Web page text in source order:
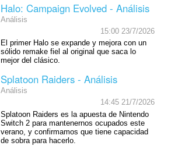
Halo: Campaign Evolved - Análisis
Análisis
15:00 23/7/2026
El primer Halo se expande y mejora con un
sólido remake fiel al original que saca lo
mejor del clásico.
Splatoon Raiders - Análisis
Análisis
14:45 21/7/2026
Splatoon Raiders es la apuesta de Nintendo
Switch 2 para mantenernos ocupados este
verano, y confirmamos que tiene capacidad
de sobra para hacerlo.